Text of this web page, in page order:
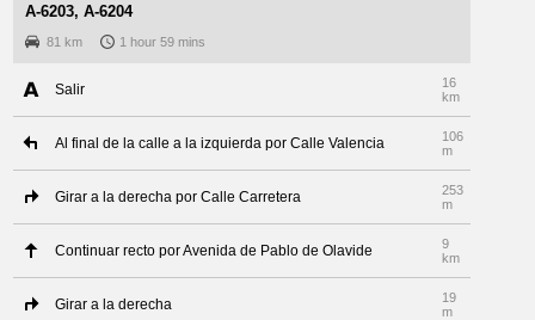
A-6203, A-6204
81 km 1 hour 59 mins
Salir
16
km
Al final de la calle a la izquierda por Calle Valencia
106
m
Girar a la derecha por Calle Carretera
253
m
Continuar recto por Avenida de Pablo de Olavide
9
km
Girar a la derecha
19
m